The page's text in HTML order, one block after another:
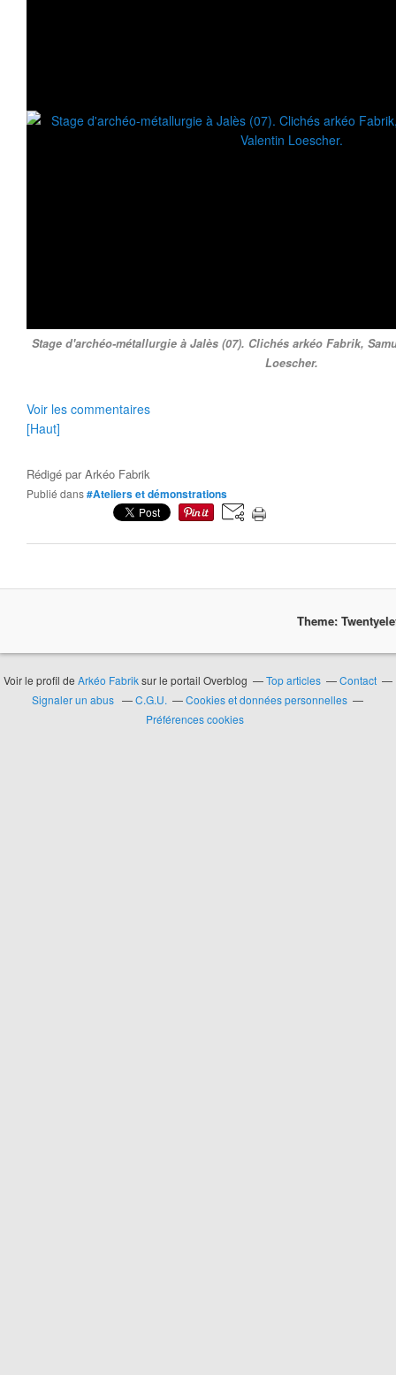
Stage d'archéo-métallurgie à Jalès (07). Clichés arkéo Fabrik,
Loescher.
Voir les commentaires
[Haut]
Rédigé parArkéo Fabrik
Publié dans#Ateliers et démonstrations
Theme:
Voir le profil de Arkéo Fabriksur le portail Overblog Top articles
Contact
Signaler un abus
C.G.U.
Cookies et données personnelles
Préférences cookies